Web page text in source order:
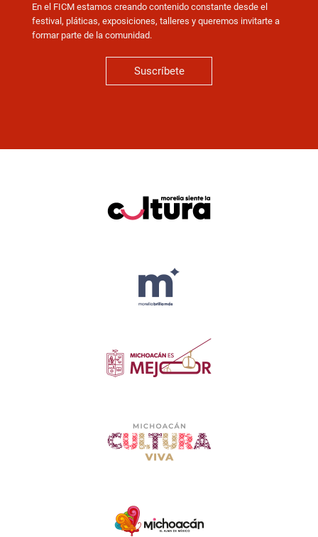
En el FICM estamos creando contenido constante desde el
festival, pláticas, exposiciones, talleres y queremos invitarte a
formar parte de la comunidad.
Suscríbete